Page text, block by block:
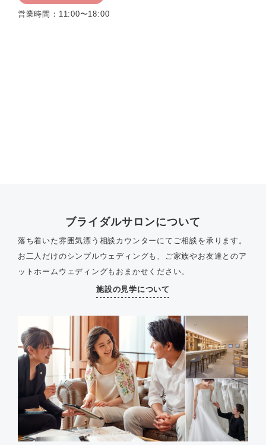
営業時間：11:00〜18:00
ブライダルサロンについて
落ち着いた雰囲気漂う相談カウンターにてご相談を承ります。
お二人だけのシンプルウェディングも、ご家族やお友達とのア
ットホームウェディングもおまかせください。
施設の見学について